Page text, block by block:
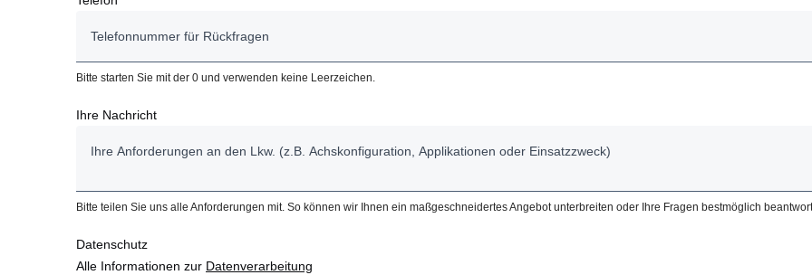
Bitte starten Sie mit der 0 und verwenden keine Leerzeichen.
Ihre Nachricht
Bitte teilen Sie uns alle Anforderungen mit. So können wir Ihnen ein maßgeschneidertes Angebot unterbreiten oder Ihre Fragen bestmöglich
Datenschutz
Alle Informationen zur Datenverarbeitung